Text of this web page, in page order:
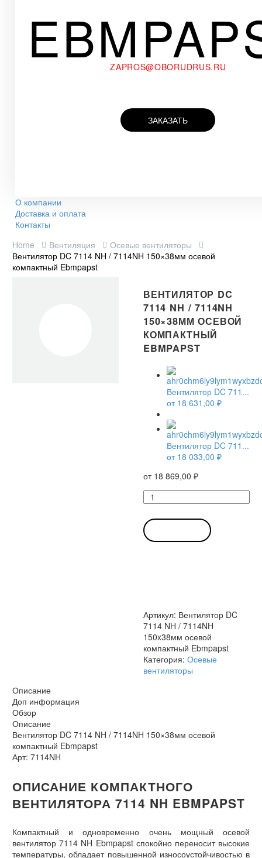
ZAPROS@OBORUDRUS.RU
ЗАКАЗАТЬ
О компании
Доставка и оплата
Контакты
Home
Вентиляция
Осевые вентиляторы
Вентилятор DC 7114 NH / 7114NH 150×38мм осевой
компактный Ebmpapst
ВЕНТИЛЯТОР DC
7114 NH / 7114NH
150×38ММ ОСЕВОЙ
КОМПАКТНЫЙ
EBMPAPST
Вентилятор DC 711...
от 18 631,00 ₽
Вентилятор DC 711...
от 18 033,00 ₽
от 18 869,00 ₽
Количество
товара
Вентилятор
DC
7114
Ebmpapst
Артикул: Вентилятор DC
7114 NH / 7114NH
150x38мм осевой
компактный Ebmpapst
Категория: Осевые
вентиляторы
Описание
Доп информация
Обзор
Описание
Вентилятор DC 7114 NH / 7114NH 150×38мм осевой
компактный Ebmpapst
Арт: 7114NH
ОПИСАНИЕ КОМПАКТНОГО
ВЕНТИЛЯТОРА 7114 NH EBMPAPST
Компактный и одновременно очень мощный осевой
вентилятор 7114 NH Ebmpapst спокойно переносит высокие
температуры, обладает повышенной износоустойчивостью в